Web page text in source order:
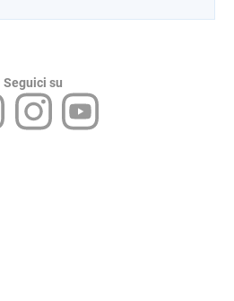
Seguici su